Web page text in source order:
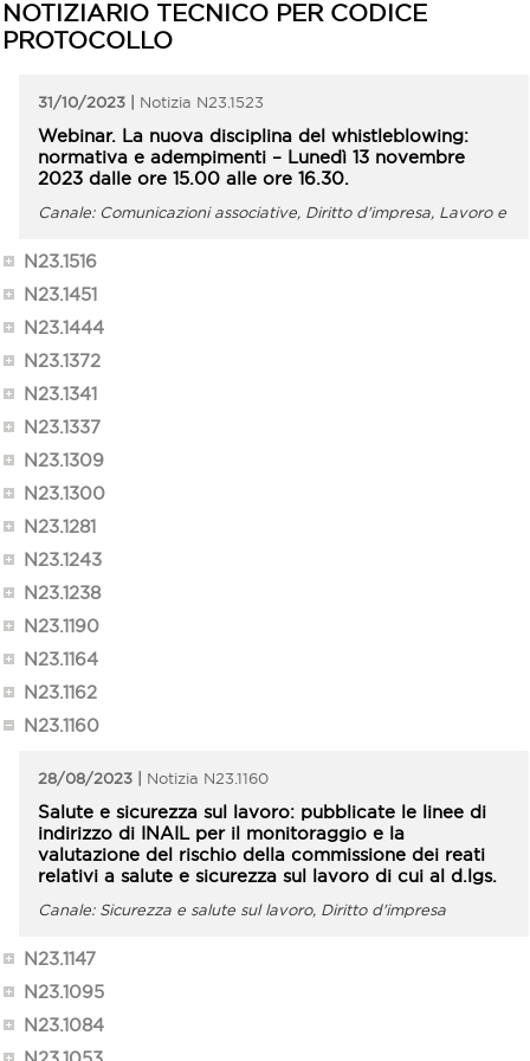
NOTIZIARIO TECNICO PER CODICE
PROTOCOLLO
31/10/2023 N23.1523
Webinar. La nuova disciplina del whistleblowing:
normativa e adempimenti – Lunedì 13 novembre
2023 dalle ore 15.00 alle ore 16.30.
Comunicazioni associative, Diritto d'impresa, Lavoro e
N23.1516
N23.1451
N23.1444
N23.1372
N23.1341
N23.1337
N23.1309
N23.1300
N23.1281
N23.1243
N23.1238
N23.1190
N23.1164
N23.1162
N23.1160
28/08/2023 N23.1160
Salute e sicurezza sul lavoro: pubblicate le linee di
indirizzo di INAIL per il monitoraggio e la
valutazione del rischio della commissione dei reati
relativi a salute e sicurezza sul lavoro di cui al d.lgs.
Sicurezza e salute sul lavoro, Diritto d'impresa
N23.1147
N23.1095
N23.1084